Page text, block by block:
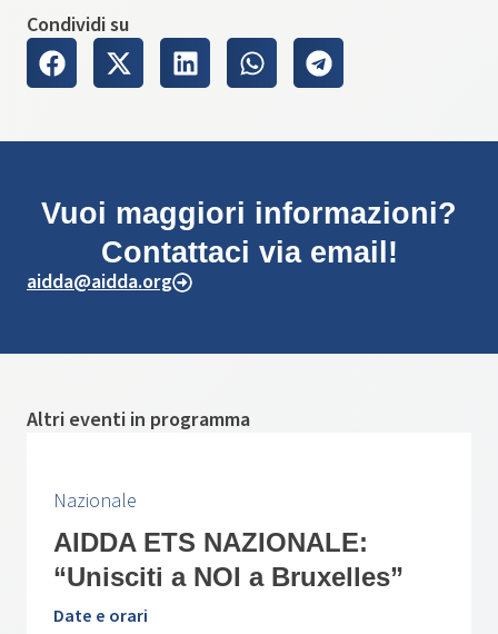
Condividi su
Vuoi maggiori informazioni?
Contattaci via email!
aidda@aidda.org
Altri eventi in programma
Nazionale
AIDDA ETS NAZIONALE:
“Unisciti a NOI a Bruxelles”
Date e orari